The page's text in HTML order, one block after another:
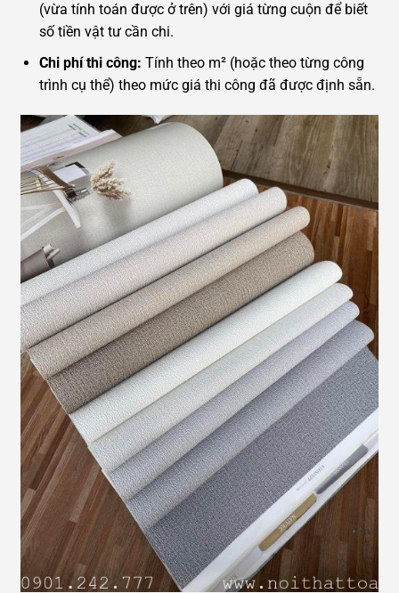
(vừa tính toán được ở trên) với giá từng cuộn để biết
số tiền vật tư cần chi.
Chi phí thi công: Tính theo m² (hoặc theo từng công
trình cụ thể) theo mức giá thi công đã được định sẵn.